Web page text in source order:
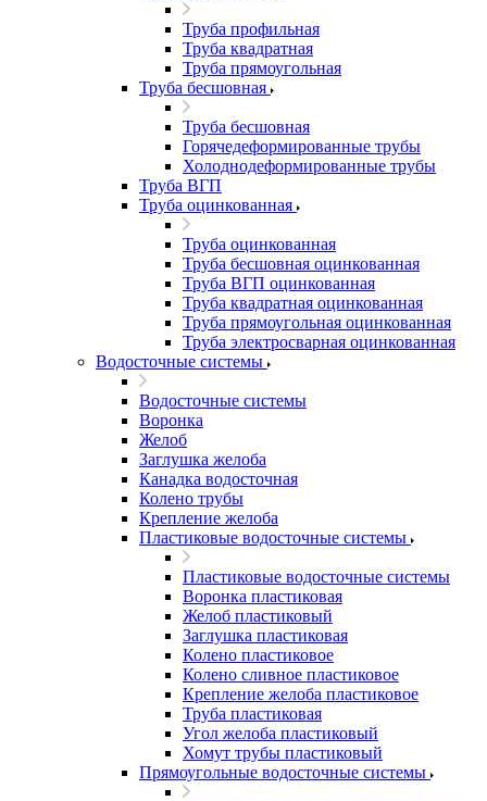
Труба профильная
Труба квадратная
Труба прямоугольная
Труба бесшовная
Труба бесшовная
Горячедеформированные трубы
Холоднодеформированные трубы
Труба ВГП
Труба оцинкованная
Труба оцинкованная
Труба бесшовная оцинкованная
Труба ВГП оцинкованная
Труба квадратная оцинкованная
Труба прямоугольная оцинкованная
Труба электросварная оцинкованная
Водосточные системы
Водосточные системы
Воронка
Желоб
Заглушка желоба
Канадка водосточная
Колено трубы
Крепление желоба
Пластиковые водосточные системы
Пластиковые водосточные системы
Воронка пластиковая
Желоб пластиковый
Заглушка пластиковая
Колено пластиковое
Колено сливное пластиковое
Крепление желоба пластиковое
Труба пластиковая
Угол желоба пластиковый
Хомут трубы пластиковый
Прямоугольные водосточные системы